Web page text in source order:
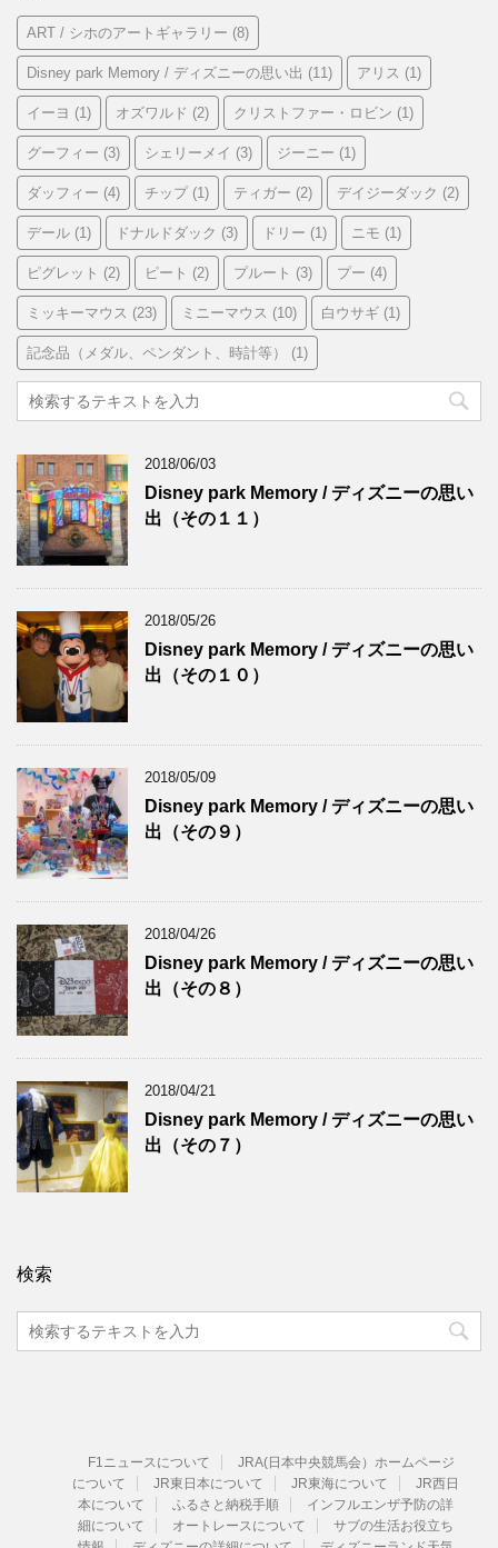
ART / シホのアートギャラリー (8)
Disney park Memory / ディズニーの思い出 (11) アリス (1)
イーヨ (1) オズワルド (2) クリストファー・ロビン (1)
グーフィー (3) シェリーメイ (3) ジーニー (1)
ダッフィー (4) チップ(1) ティガー (2) デイジーダック (2)
デール (1) ドナルドダック (3) ドリー (1) ニモ (1)
ピグレット (2) ピート (2) プルート (3) プー (4)
ミッキーマウス (23) ミニーマウス (10) 白ウサギ (1)
記念品（メダル、ペンダント、時計等） (1)
2018/06/03
Disney park Memory / ディズニーの思い
出（その１１）
2018/05/26
Disney park Memory / ディズニーの思い
出（その１０）
2018/05/09
Disney park Memory / ディズニーの思い
出（その９）
2018/04/26
Disney park Memory / ディズニーの思い
出（その８）
2018/04/21
Disney park Memory / ディズニーの思い
出（その７）
検索
F1ニュースについて
JRA(日本中央競馬会）ホームページ
について
JR東日本について JR東海について
JR西日
本について
ふるさと納税手順
インフルエンザ予防の詳
細について
オートレースについて
サブの生活お役立ち